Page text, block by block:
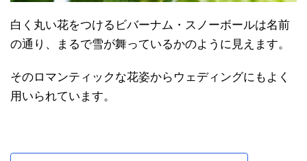
白く丸い花をつけるビバーナム・スノーボールは名前
の通り、まるで雪が舞っているかのように見えます。
そのロマンティックな花姿からウェディングにもよく
用いられています。